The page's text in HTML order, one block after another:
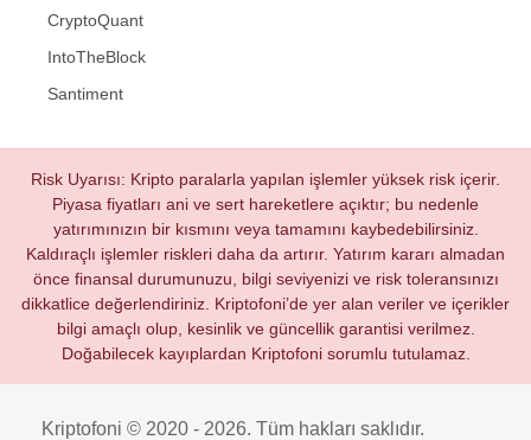
CryptoQuant
IntoTheBlock
Santiment
Risk Uyarısı: Kripto paralarla yapılan işlemler yüksek risk içerir.
Piyasa fiyatları ani ve sert hareketlere açıktır; bu nedenle
yatırımınızın bir kısmını veya tamamını kaybedebilirsiniz.
Kaldıraçlı işlemler riskleri daha da artırır. Yatırım kararı almadan
önce finansal durumunuzu, bilgi seviyenizi ve risk toleransınızı
dikkatlice değerlendiriniz. Kriptofoni’de yer alan veriler ve içerikler
bilgi amaçlı olup, kesinlik ve güncellik garantisi verilmez.
Doğabilecek kayıplardan Kriptofoni sorumlu tutulamaz.
Kriptofoni © 2020 - 2026. Tüm hakları saklıdır.